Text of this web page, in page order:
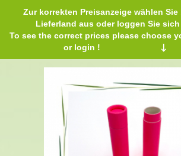
Zur korrekten Preisanzeige wählen
Lieferland aus oder loggen Sie
To see the correct prices please choose
or login !
↓
Paper tube pink 66x15